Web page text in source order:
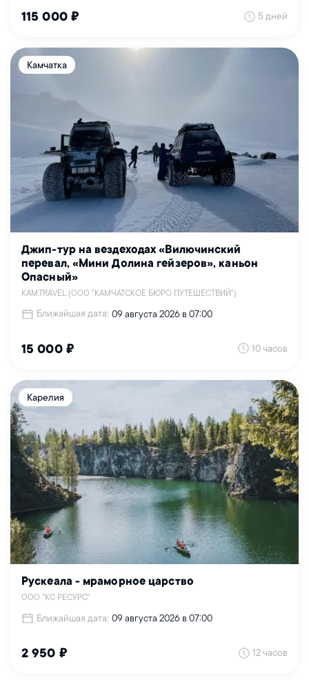
115 000 ₽ 5 дней
Камчатка
Джип-тур на вездеходах «Вилючинский
перевал, «Мини Долина гейзеров», каньон
Опасный»
KAM.TRAVEL (ООО "КАМЧАТСКОЕ БЮРО ПУТЕШЕСТВИЙ")
Ближайшая дата: 09 августа 2026 в 07:00
15 000 ₽ 10 часов
Карелия
Рускеала - мраморное царство
ООО "КС РЕСУРС"
Ближайшая дата: 09 августа 2026 в 07:00
2 950 ₽ 12 часов